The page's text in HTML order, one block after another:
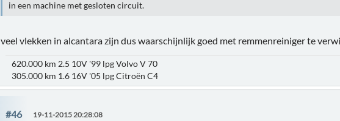
in een machine met gesloten circuit.
veel vlekken in alcantara zijn dus waarschijnlijk goed met remmenreiniger te
620.000 km 2.5 10V '99 lpg Volvo V 70
305.000 km 1.6 16V '05 lpg Citroën C4
#46 19-11-2015 20:28:08